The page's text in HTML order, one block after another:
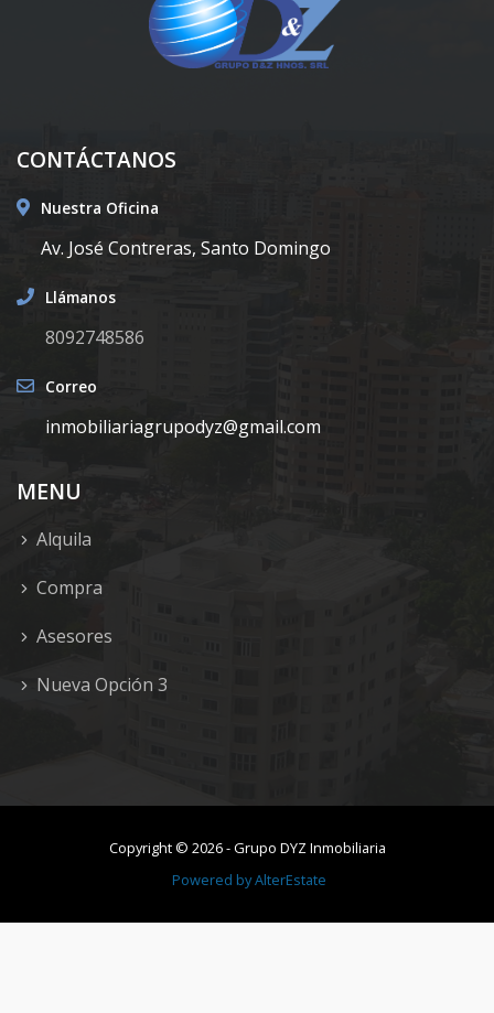
CONTÁCTANOS
Nuestra Oficina
Av. José Contreras, Santo Domingo
Llámanos
8092748586
Correo
inmobiliariagrupodyz@gmail.com
MENU
Alquila
Compra
Asesores
Nueva Opción 3
Copyright © 2026-Grupo DYZ Inmobiliaria
Powered byAlterEstate